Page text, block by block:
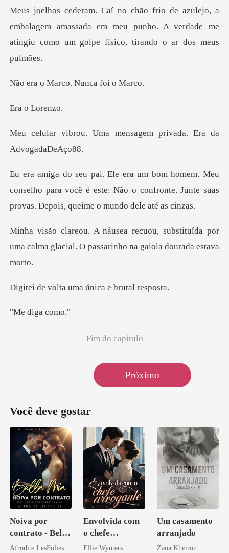
embalagem amassada em meu punho. A verdade me
atingiu
arco. Nunca
o Lo
ma mensagem privada.
onselho para você é este: Não o confronte. Junte sua
ubstituída por
uma calma glacial. O pas
a uma única e b
iga c
Fim do capítulo
Próximo
Você deve gostar
Noiva por
contrato - Bella
Mia
Afrodite LesFolies
Envolvida com
o chefe
arrogante
Ellie Wynters
Um casamento
arranjado
Zana Kheiron